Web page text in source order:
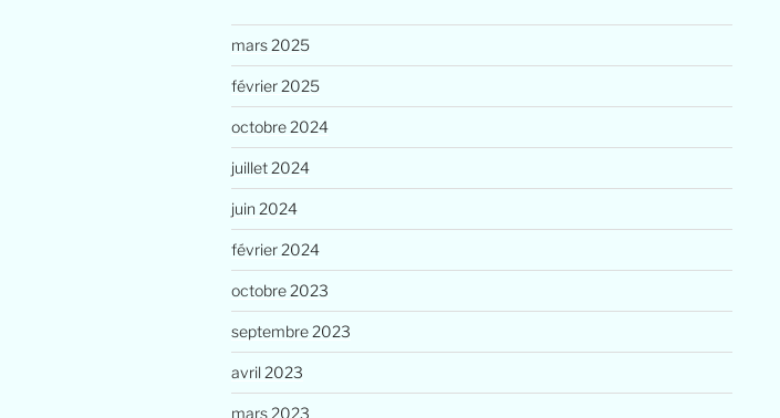
mars 2025
février 2025
octobre 2024
juillet 2024
juin 2024
février 2024
octobre 2023
septembre 2023
avril 2023
mars 2023